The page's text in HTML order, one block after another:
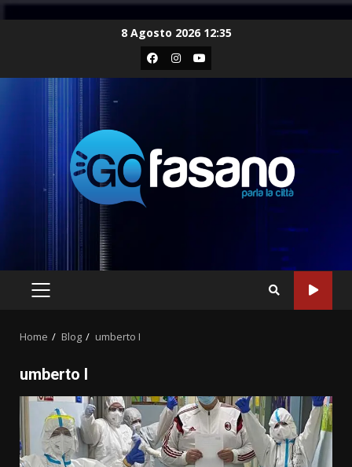
8 Agosto 2026 12:35
Facebook
Instagram
Youtube
PRIMARY
Home Blog umberto I
umberto I